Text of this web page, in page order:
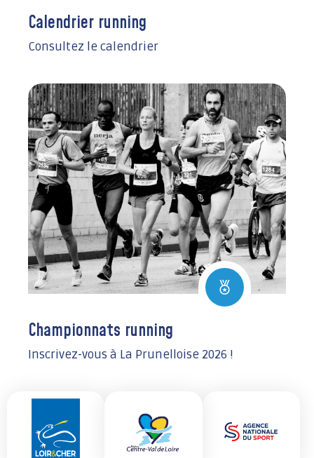
Calendrier running
Consultez le calendrier
Championnats running
Inscrivez-vous à La Prunelloise 2026 !